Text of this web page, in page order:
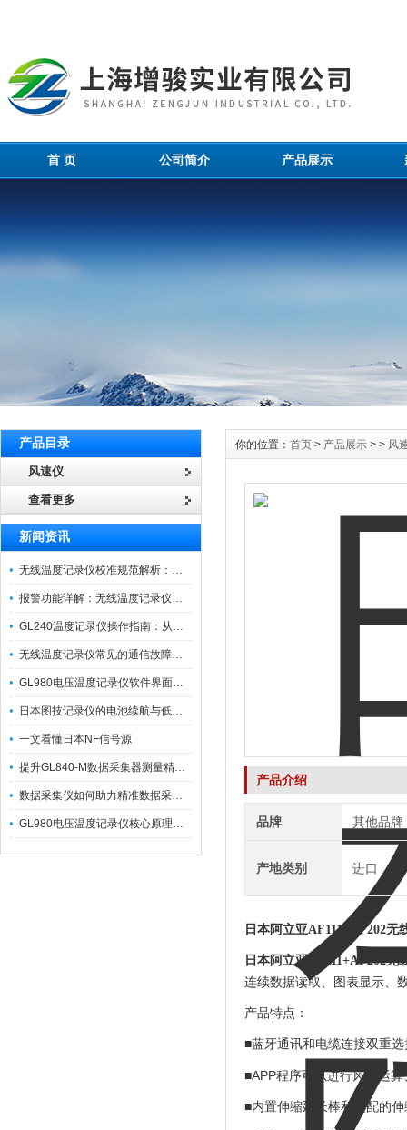
首 页 公司简介 产品展示
产品目录
风速仪
查看更多
新闻资讯
无线温度记录仪校准规范解析：从多点比对到不确定度评定的实操流程
报警功能详解：无线温度记录仪的阈值设定与通知机制
GL240温度记录仪操作指南：从开箱、接线到数据导出的标准化流程
无线温度记录仪常见的通信故障诊断与排除指南
GL980电压温度记录仪软件界面功能与使用技巧
日本图技记录仪的电池续航与低功耗模式适用场景分析
一文看懂日本NF信号源
提升GL840-M数据采集器测量精度的操作秘籍
数据采集仪如何助力精准数据采集与分析？​
GL980电压温度记录仪核心原理及行业应用
你的位置： 首页 > 产品展示 > > 风
产品介绍
品牌 其他品牌
产地类别 进口
日本阿立亚AF111+AF202无
日本阿立亚AF111+AF202无
连续数据读取、图表显示、
产品特点：
■蓝牙通讯和电缆连接双重选
■APP程序可以进行风量运
■内置伸缩延长棒和选配的